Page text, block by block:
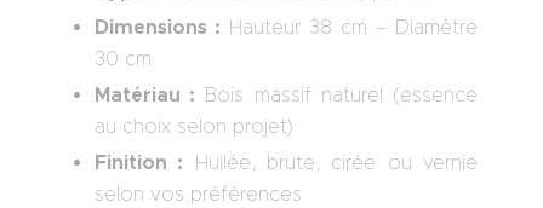
Dimensions : Hauteur 38 cm – Diamètre
30 cm
Matériau : Bois massif naturel (essence
au choix selon projet)
Finition : Huilée, brute, cirée ou vernie
selon vos préférences